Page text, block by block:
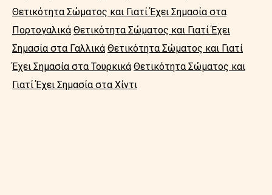
Θετικότητα Σώματος και Γιατί Έχει Σημασία στα
Πορτογαλικά Θετικότητα Σώματος και Γιατί Έχει
Σημασία στα Γαλλικά Θετικότητα Σώματος και Γιατί
Έχει Σημασία στα Τουρκικά Θετικότητα Σώματος και
Γιατί Έχει Σημασία στα Χίντι